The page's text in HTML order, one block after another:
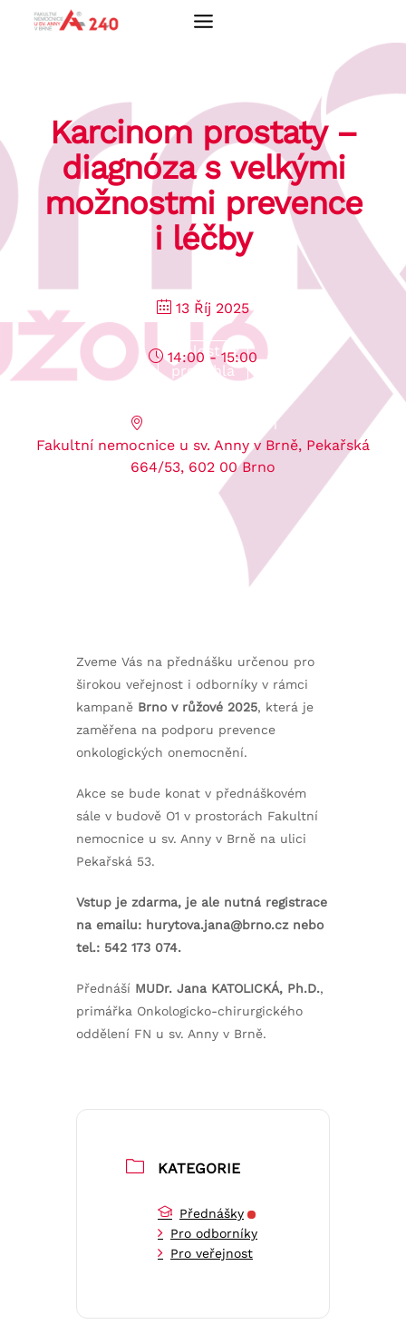
Přeskočit
Karcinom prostaty –
diagnóza s velkými
možnostmi prevence
i léčby
13 Říj 2025
Událost již
proběhla
14:00 - 15:00
Přednáškový sál O1
Fakultní nemocnice u sv. Anny v Brně, Pekařská
664/53, 602 00 Brno
Zveme Vás na přednášku určenou pro
širokou veřejnost i odborníky v rámci
kampaně Brno v růžové 2025, která je
zaměřena na podporu prevence
onkologických onemocnění.
Akce se bude konat v přednáškovém
sále v budově O1 v prostorách Fakultní
nemocnice u sv. Anny v Brně na ulici
Pekařská 53.
Vstup je zdarma, je ale nutná registrace
na emailu: hurytova.jana@brno.cz nebo
tel.: 542 173 074.
Přednáší MUDr. Jana KATOLICKÁ, Ph.D.,
primářka Onkologicko-chirurgického
oddělení FN u sv. Anny v Brně.
KATEGORIE
Přednášky
Pro odborníky
Pro veřejnost